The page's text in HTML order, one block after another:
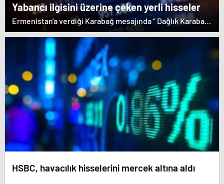
Yabancı ilgisini üzerine çeken yerli hisseler
Ermenistan'a verdiği Karabağ mesajında “ Dağlık Karabağ
ve çevresindeki bölgeler Azerbaycan Cumhuriyeti'nin
ayrılmaz bir parçasıdır” dedi. İstifa çağrılarını kabul
etmeyen Başbakan Paşinyan Dağlık karabağ'ın sözde
lideri Arayik Harutyunyan'la görüştü. Ermenistan'a verdiği
desteği saklamayan Fransa Cumhurbaşkanı Macron ise
dikkat çeken bir ziyaret gerçekleştirdi.
HSBC, havacılık hisselerini mercek altına aldı